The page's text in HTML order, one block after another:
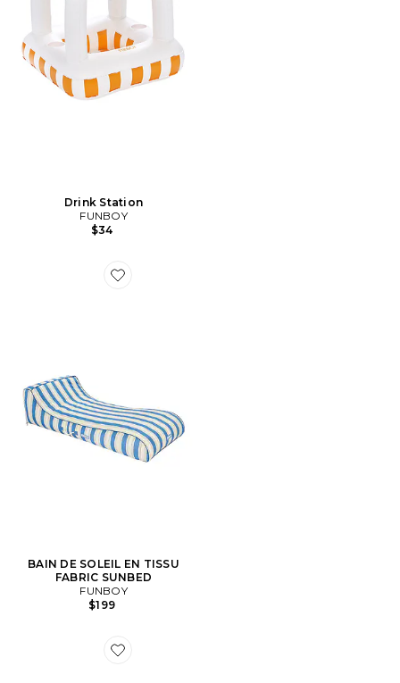
Drink Station
FUNBOY
$34
Favorite BAIN DE SOLEIL EN TISSU FABRIC SUNBED
BAIN DE SOLEIL EN TISSU
FABRIC SUNBED
FUNBOY
$199
Favorite YACHT ROYAL ROYAL YACHT